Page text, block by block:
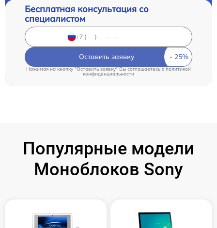
Бесплатная консультация со
специалистом
Оставить заявку
Нажимая на кнопку "Оставить заявку" Вы соглашаетесь cполитикой
конфиденциальности
Популярные модели
Моноблоков Sony